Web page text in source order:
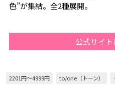
色”が集結。全2種展開。
公式サイト
2201円～4999円 to/one（トーン）